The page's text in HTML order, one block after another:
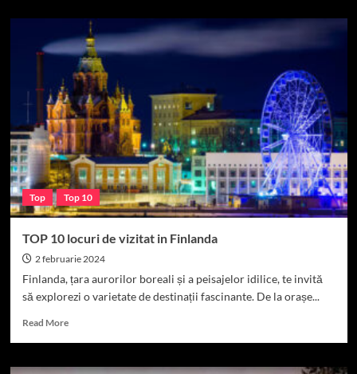
TOP
locuri
vizitat
în
Franța
Top Top 10
TOP 10 locuri de vizitat in Finlanda
2 februarie 2024
Finlanda, țara aurorilor boreali și a peisajelor idilice, te invită
să explorezi o varietate de destinații fascinante. De la orașe...
Read MoreRead
TOP